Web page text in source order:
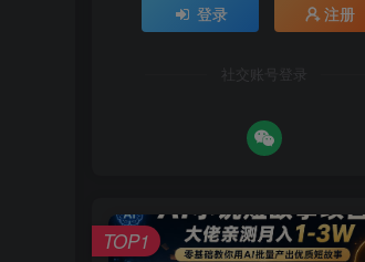
登录 注册
社交账号登录
TOP1